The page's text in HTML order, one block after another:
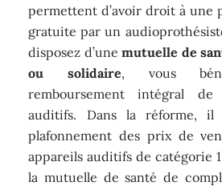
permettent d’avoir droit à une
gratuite par un
disposez d’unemutuelle de
ou solidaire, vous
remboursement intégral de
auditifs. Dans la réforme,
plafonnement des prix de
appareils auditifs de catégorie
la mutuelle de santé de